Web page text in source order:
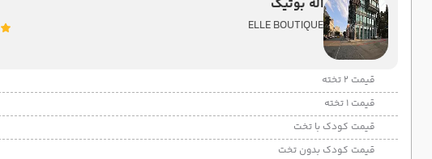
اله بوتیک
ELLE BOUTIQUE
قیمت 2 تخته
قیمت 1 تخته
قیمت کودک با تخت
قیمت کودک بدون تخت